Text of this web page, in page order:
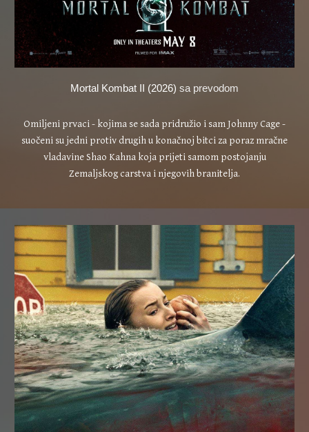
Mortal Kombat II (2026) sa prevodom
Omiljeni prvaci - kojima se sada pridružio i sam Johnny Cage -
suočeni su jedni protiv drugih u konačnoj bitci za poraz mračne
vladavine Shao Kahna koja prijeti samom postojanju
Zemaljskog carstva i njegovih branitelja.